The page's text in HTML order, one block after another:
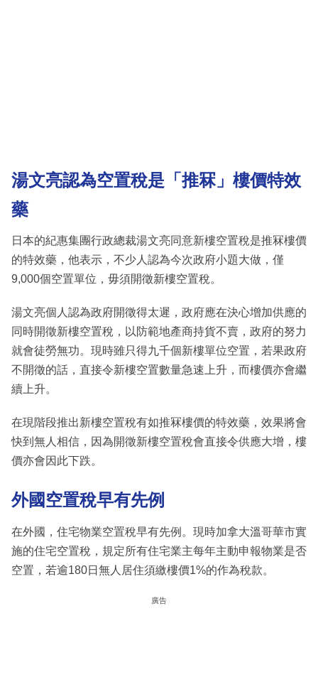
湯文亮認為空置稅是「推冧」樓價特效
藥
日本的紀惠集團行政總裁湯文亮同意新樓空置稅是推冧樓價
的特效藥，他表示，不少人認為今次政府小題大做，僅
9,000個空置單位，毋須開徵新樓空置稅。
湯文亮個人認為政府開徵得太遲，政府應在決心增加供應的
同時開徵新樓空置稅，以防範地產商持貨不賣，政府的努力
就會徒勞無功。現時雖只得九千個新樓單位空置，若果政府
不開徵的話，直接令新樓空置數量急速上升，而樓價亦會繼
續上升。
在現階段推出新樓空置稅有如推冧樓價的特效藥，效果將會
快到無人相信，因為開徵新樓空置稅會直接令供應大增，樓
價亦會因此下跌。
外國空置稅早有先例
在外國，住宅物業空置稅早有先例。現時加拿大溫哥華市實
施的住宅空置稅，規定所有住宅業主每年主動申報物業是否
空置，若逾180日無人居住須繳樓價1%的作為稅款。
廣告